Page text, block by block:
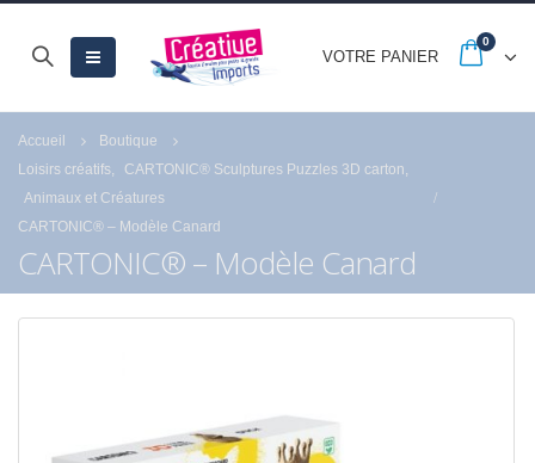
VOTRE PANIER
0
Accueil
Boutique
Loisirs créatifs
CARTONIC® Sculptures Puzzles 3D carton
Animaux et Créatures
CARTONIC® – Modèle Canard
CARTONIC® – Modèle Canard